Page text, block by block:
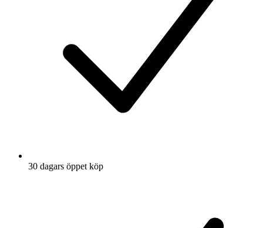
30 dagars öppet köp